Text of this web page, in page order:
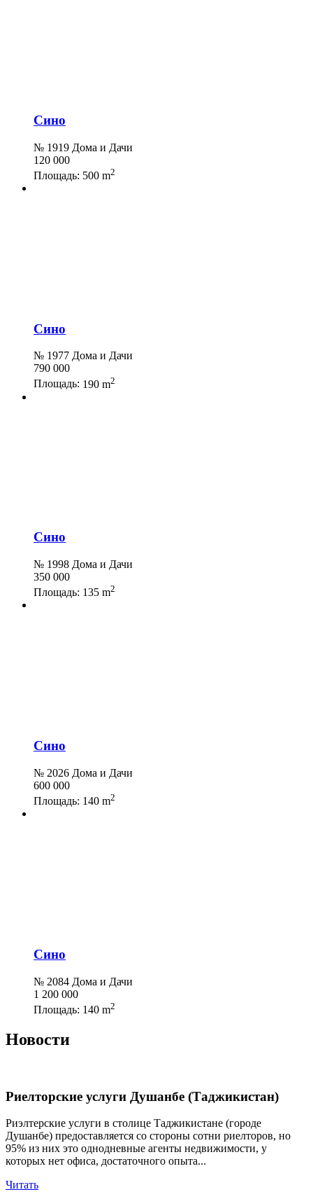
Сино
№ 1919 Дома и Дачи
120 000
Площадь: 500 m2
Сино
№ 1977 Дома и Дачи
790 000
Площадь: 190 m2
Сино
№ 1998 Дома и Дачи
350 000
Площадь: 135 m2
Сино
№ 2026 Дома и Дачи
600 000
Площадь: 140 m2
Сино
№ 2084 Дома и Дачи
1 200 000
Площадь: 140 m2
Новости
Риелторские услуги Душанбе (Таджикистан)
Риэлтерские услуги в столице Таджикистане (городе
Душанбе) предоставляется со стороны сотни риелторов, но
95% из них это однодневные агенты недвижимости, у
которых нет офиса, достаточного опыта...
Читать